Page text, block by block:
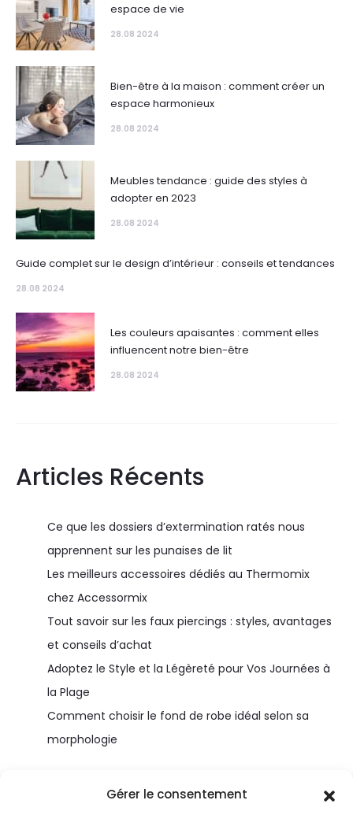
Gérer le consentement
espace de vie
28.08 2024
Bien-être à la maison : comment créer un
espace harmonieux
28.08 2024
Meubles tendance : guide des styles à
adopter en 2023
28.08 2024
Guide complet sur le design d’intérieur : conseils et tendances
28.08 2024
Les couleurs apaisantes : comment elles
influencent notre bien-être
28.08 2024
Articles Récents
Ce que les dossiers d’extermination ratés nous
apprennent sur les punaises de lit
Les meilleurs accessoires dédiés au Thermomix
chez Accessormix
Tout savoir sur les faux piercings : styles, avantages
et conseils d’achat
Adoptez le Style et la Légèreté pour Vos Journées à
la Plage
Comment choisir le fond de robe idéal selon sa
morphologie